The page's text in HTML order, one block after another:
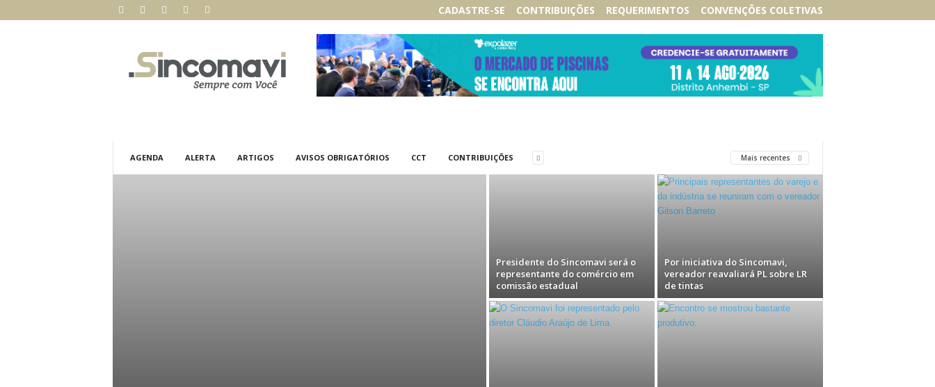
CADASTRE-SE CONTRIBUIÇÕES REQUERIMENTOS CONVENÇÕES COLETIVAS
AGENDA
ALERTA ARTIGOS AVISOS OBRIGATÓRIOS CCT CONTRIBUIÇÕES Mais recentes
Presidente do Sincomavi será o
representante do comércio em
comissão estadual
Por iniciativa do Sincomavi,
vereador reavaliará PL sobre LR
de tintas